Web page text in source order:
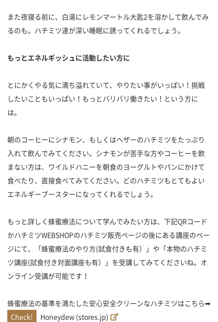
また夜寝る前に、白湯にレモンマートル大匙2を溶かして飲んでみ
るのも。ハチミツ達が深い睡眠に誘ってくれるでしょう。
もっとエネルギッシュに活動したい方に
とにかくやる気に満ち溢れていて、やりたい事がいっぱい！挑戦
したいこともいっぱい！もっとバリバリ働きたい！という方に
は。
朝のコーヒーにシナモン、もしくはヘザーのハチミツをたっぷり
入れて飲んでみてください。シナモンが苦手な方やコーヒーを飲
まない方は、ワイルドハニーを朝食のヨーグルトやパンにかけて
食べたり、直接食べてみてください。どのハチミツもとてもよい
エネルギーブースターになってくれるでしょう。
もっと詳しく蜂蜜療法について学んでみたい方は、下記QRコード
かハチミツWEBSHOPのハチミツ販売ページの後にある講座のペー
ジにて、「蜂蜜療法のやり方(試食付きも有）」や「本物のハチミ
ツ講座(試食付き対面講座も有）」を受講してみてくださいね。オ
ンライン受講が可能です！
蜂蜜療法の基準を満たした安心安全クリーンなハチミツはこちら➡
Honeydew (stores.jp)